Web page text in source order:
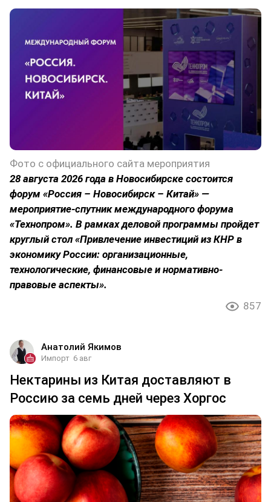
Фото с официального сайта мероприятия
28 августа 2026 года в Новосибирске состоится
форум «Россия – Новосибирск – Китай» —
мероприятие-спутник международного форума
«Технопром». В рамках деловой программы пройдет
круглый стол «Привлечение инвестиций из КНР в
экономику России: организационные,
технологические, финансовые и нормативно-
правовые аспекты».
857
Анатолий Якимов
Импорт 6 авг
Нектарины из Китая доставляют в
Россию за семь дней через Хоргос